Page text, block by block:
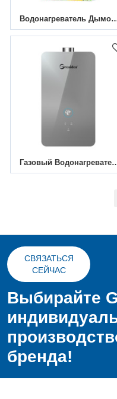
Водонагреватель
Газовый Водонагреватель
СВЯЗАТЬСЯ
СЕЙЧАС
Выбирайте
бренда!